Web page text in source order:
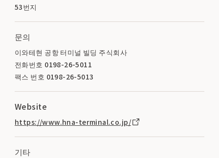
53번지
문의
이와테현 공항 터미널 빌딩 주식회사
전화번호 0198-26-5011
팩스 번호 0198-26-5013
Website
https://www.hna-terminal.co.jp/
기타